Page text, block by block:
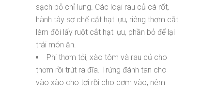
sạch bỏ chỉ lưng. Các loại rau củ cà rốt,
hành tây sơ chế cắt hạt lựu, riêng thơm cắt
làm đôi lấy ruột cắt hạt lựu, phần bỏ để lại
trái món ăn.
Phi thơm tỏi, xào tôm và rau củ cho
thơm rồi trút ra đĩa. Trứng đánh tan cho
vào xào cho tơi rồi cho cơm vào, nêm